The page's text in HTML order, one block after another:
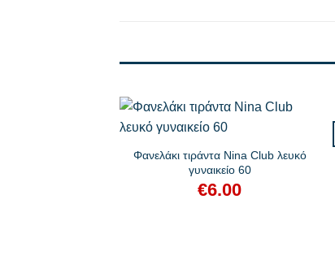
Φανελάκι τιράντα Nina Club λευκό
γυναικείο 60
€6.00